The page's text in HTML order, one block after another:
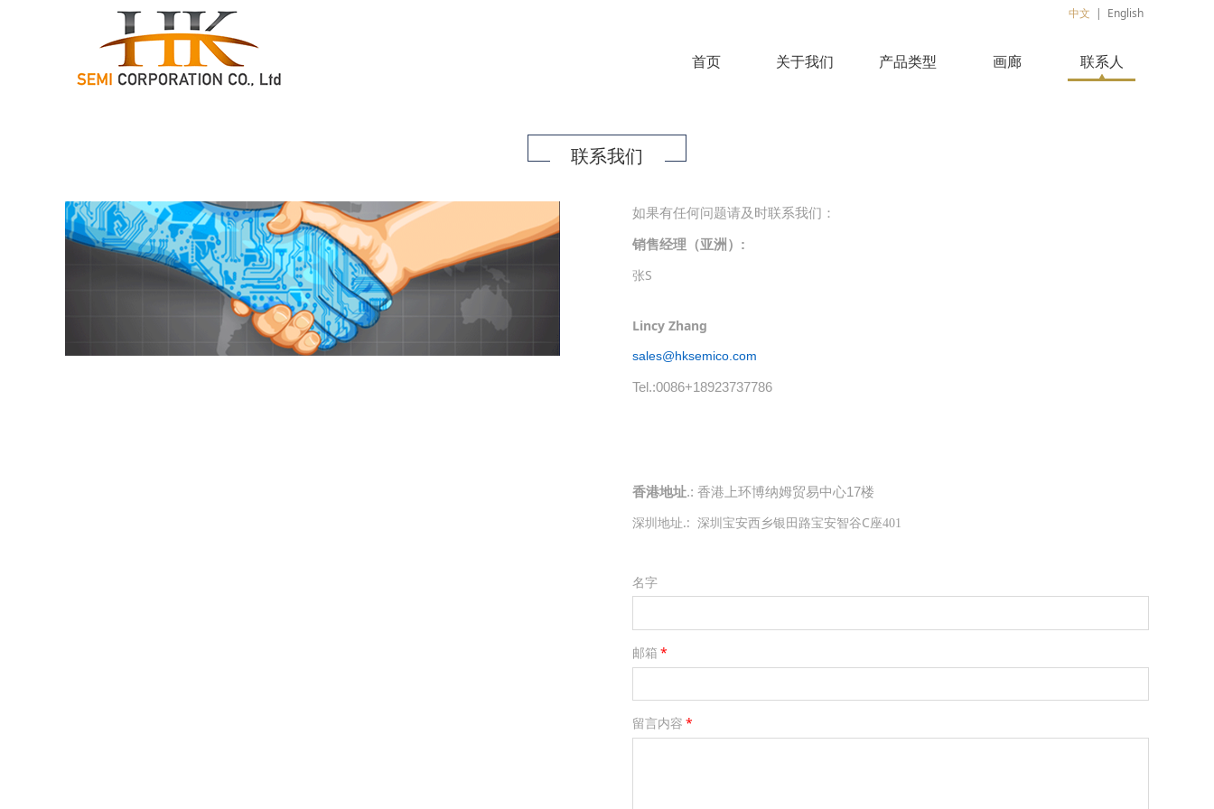
中文 | English
首页 关于我们 产品类型 画廊 联系人
联系我们
如果有任何问题请及时联系我们：
销售经理（亚洲）:
张S
Lincy Zhang
sales@hksemico.com
Tel.:0086+18923737786
香港地址.: 香港上环博纳姆贸易中心17楼
深圳地址.: 深圳宝安西乡银田路宝安智谷C座401
名字
邮箱 *
留言内容 *